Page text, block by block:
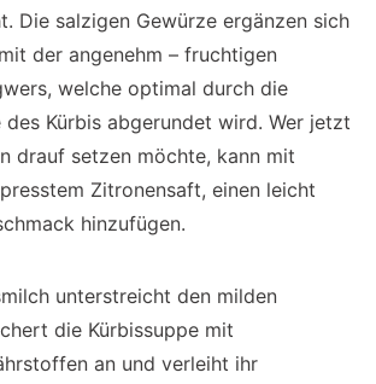
Die salzigen Gewürze ergänzen sich
der angenehm – fruchtigen
welche optimal durch die
des Kürbis abgerundet wird. Wer jetzt
drauf setzen möchte, kann mit
Zitronensaft, einen leicht
hinzufügen.
unterstreicht den milden
die Kürbissuppe mit
an und verleiht ihr